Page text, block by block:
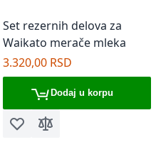
Set rezernih delova za
Waikato merače mleka
3.320,00 RSD
Dodaj u korpu
Dodaj u listu želja
Dodaj za poređenje